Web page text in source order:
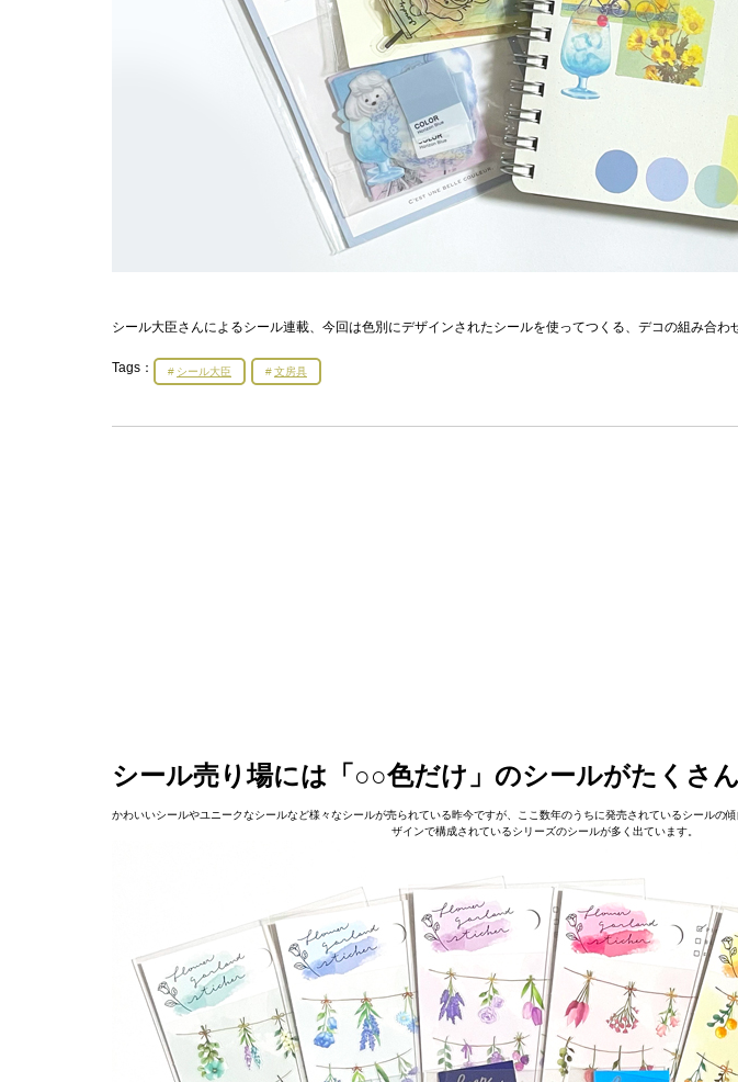
シール大臣さんによるシール連載、今回は色別にデザインされたシールを使ってつくる、デコの組み合わ
Tags： シール大臣 文房具
シール売り場には「○○色だけ」のシールがたくさん
かわいいシールやユニークなシールなど様々なシールが売られている昨今ですが、ここ数年のうちに発売されているシールの
ザインで構成されているシリーズのシールが多く出ています。